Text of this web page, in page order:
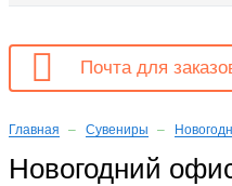
 Почта для
Главная Сувениры
Новогодний